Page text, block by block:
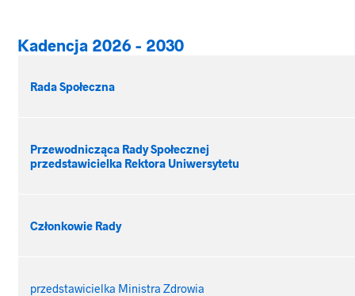
Kadencja 2026 - 2030
Rada Społeczna
Przewodnicząca Rady Społecznej
przedstawicielka Rektora Uniwersytetu
Członkowie Rady
przedstawicielka Ministra Zdrowia